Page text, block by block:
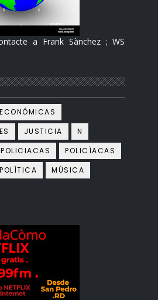
a Frank Sànchez ; WS
ECONÓMICAS
JUSTICIA
N
POLICIACAS
POLICÌACAS
POLÍTICA MÙSICA